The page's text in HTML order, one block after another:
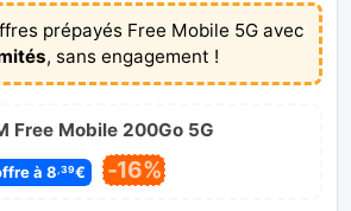
prépayés Free Mobile 5G avec
, sans engagement !
Free Mobile 200Go 5G
à 8 ,39€ -16%